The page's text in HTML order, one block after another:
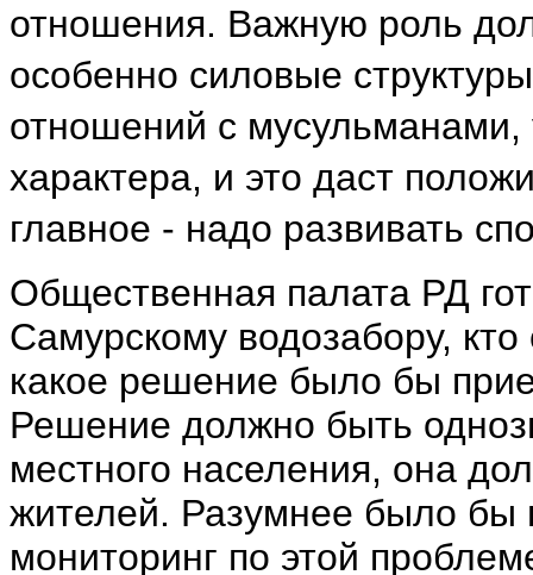
отношения. Важную роль
особенно силовые
отношений с мусульманами,
характера, и это даст
главное - надо развивать
Общественная палата РД
Самурскому водозабору,
какое решение было бы
Решение должно быть
местного населения, она
жителей. Разумнее было бы
мониторинг по этой